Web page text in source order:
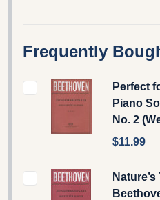
Frequently
Perfect
Piano
No. 2
$11.99